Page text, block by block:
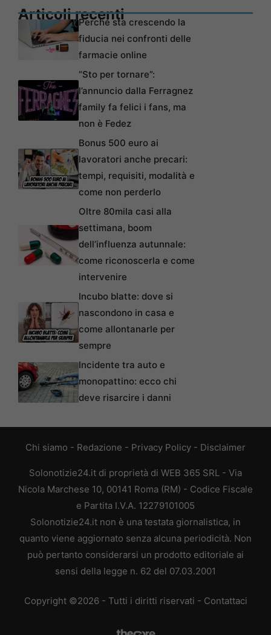
Articoli recentiPerché sta crescendo la
fiducia nei confronti delle
farmacie online
“Sto per tornare”:
l’annuncio dalla Ferragnez
family fa felici i fans, ma
non è Fedez
Bonus 500 euro ai
lavoratori anche precari:
tempi, requisiti, modalità e
come non perderlo
Oltre 80mila casi alla
settimana, boom
dell’influenza autunnale:
come riconoscerla e come
intervenire
Incubo blatte: dove si
nascondono in casa e
come allontanarle per
sempre
Incidente tra auto e
monopattino: ecco chi
deve risarcire i danni
Chi siamo - Redazione - Privacy Policy - Disclaimer
Solonotizie24.it di proprietà di WEB 365 SRL - Via
Nicola Marchese 10, 00141 Roma (RM) - Codice Fiscale
e Partita I.V.A. 12279101005
Solonotizie24.it non è una testata giornalistica, in
quanto viene aggiornato senza alcuna periodicità. Non
può pertanto considerarsi un prodotto editoriale ai
sensi della legge n. 62 del 07.03.2001
Copyright ©2026 - Tutti i diritti riservati - Contattaci